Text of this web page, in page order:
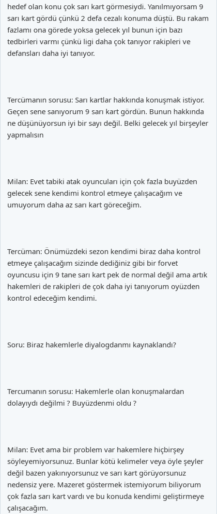
hedef olan konu çok sarı kart görmesiydi. Yanılmıyorsam 9
sarı kart gördü çünkü 2 defa cezalı konuma düştü. Bu rakam
fazlamı ona görede yoksa gelecek yıl bunun için bazı
tedbirleri varmı çünkü ligi daha çok tanıyor rakipleri ve
defansları daha iyi tanıyor.
Tercümanın sorusu: Sarı kartlar hakkında konuşmak istiyor.
Geçen sene sanıyorum 9 sarı kart gördün. Bunun hakkında
ne düşünüyorsun iyi bir sayı değil. Belki gelecek yıl birşeyler
yapmalısın
Milan: Evet tabiki atak oyuncuları için çok fazla buyüzden
gelecek sene kendimi kontrol etmeye çalışacağım ve
umuyorum daha az sarı kart göreceğim.
Tercüman: Önümüzdeki sezon kendimi biraz daha kontrol
etmeye çalışacağım sizinde dediğiniz gibi bir forvet
oyuncusu için 9 tane sarı kart pek de normal değil ama artık
hakemleri de rakipleri de çok daha iyi tanıyorum oyüzden
kontrol edeceğim kendimi.
Soru: Biraz hakemlerle diyalogdanmı kaynaklandı?
Tercumanın sorusu: Hakemlerle olan konuşmalardan
dolayıydı değilmi ? Buyüzdenmi oldu ?
Milan: Evet ama bir problem var hakemlere hiçbirşey
söyleyemiyorsunuz. Bunlar kötü kelimeler veya öyle şeyler
değil bazen yakınıyorsunuz ve sarı kart görüyorsunuz
nedensiz yere. Mazeret göstermek istemiyorum biliyorum
çok fazla sarı kart vardı ve bu konuda kendimi geliştirmeye
çalışacağım.